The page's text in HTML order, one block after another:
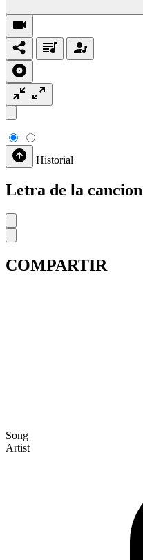
Historial
Letra de la cancion
COMPARTIR
Song
Artist